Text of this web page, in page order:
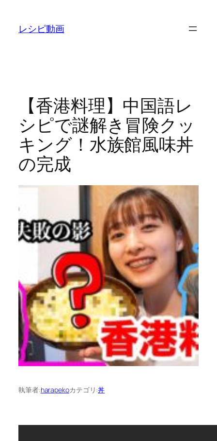
レシピ動画
【香港料理】中国語レ
シピで謎解き冒険クッ
キング！水族館風味丼
の完成
執筆者:harapekoカテゴリ:丼